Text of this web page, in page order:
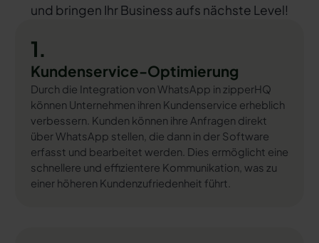
und bringen Ihr Business aufs nächste Level!
1.
Kundenservice-Optimierung
Durch die Integration von WhatsApp in zipperHQ
können Unternehmen ihren Kundenservice erheblich
verbessern. Kunden können ihre Anfragen direkt
über WhatsApp stellen, die dann in der Software
erfasst und bearbeitet werden. Dies ermöglicht eine
schnellere und effizientere Kommunikation, was zu
einer höheren Kundenzufriedenheit führt.